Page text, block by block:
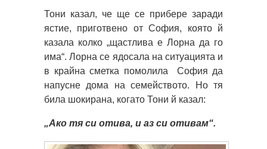
Тони казал, че ще се прибере заради
ястие, приготвено от София, която й
казала колко „щастлива е Лорна да го
има“. Лорна се ядосала на ситуацията и
в крайна сметка помолила София да
напусне дома на семейството. Но тя
била шокирана, когато Тони й казал:
„Ако тя си отива, и аз си отивам“.